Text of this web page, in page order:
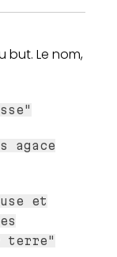
but. Le nom,
agace
et
terre"